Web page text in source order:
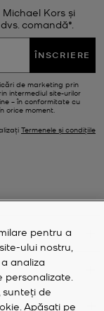
Kors și
comandă*.
ÎNSCRIERE
de marketing prin
intermediul site-urilor
– în conformitate cu
orice moment.
Termenele și condițiile
pentru a
ului nostru,
analiza
personalizate.
sunteți de
Apăsați pe